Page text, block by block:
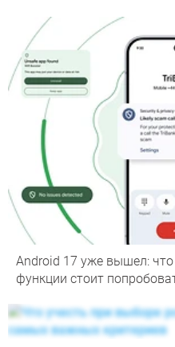
Android 17 уже вышел:
функции стоит